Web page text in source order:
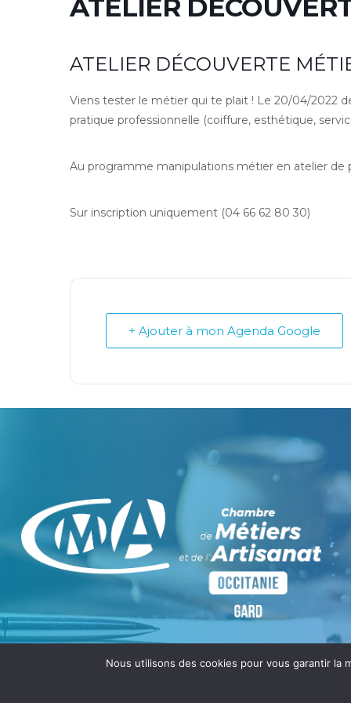
ATELIER
ATELIER DÉCOUVERTE
Viens tester le métier qui te plait ! Le 20/04/2022
pratique professionnelle (coiffure, esthétique,
Au programme manipulations métier en atelier de
Sur inscription uniquement (04 66 62 80 30)
+ Ajouter à mon Agenda Google
Nous utilisons des cookies pour vous garantir